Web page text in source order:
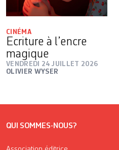
CINÉMA
Ecriture à l’encre
magique
VENDREDI 24 JUILLET 2026
OLIVIER WYSER
QUI SOMMES-NOUS?